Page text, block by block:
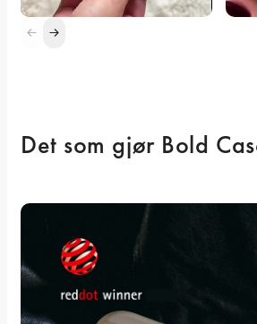
Det som gjør Bold